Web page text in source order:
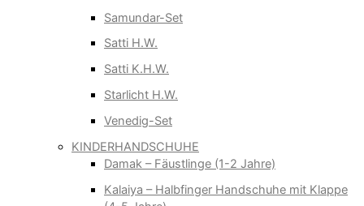
Samundar-Set
Satti H.W.
Satti K.H.W.
Starlicht H.W.
Venedig-Set
KINDERHANDSCHUHE
Damak – Fäustlinge (1-2 Jahre)
Kalaiya – Halbfinger Handschuhe mit Klappe